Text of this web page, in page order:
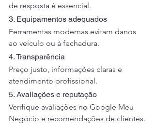
de resposta é essencial.
3. Equipamentos adequados
Ferramentas modernas evitam danos
ao veículo ou à fechadura.
4. Transparência
Preço justo, informações claras e
atendimento profissional.
5. Avaliações e reputação
Verifique avaliações no Google Meu
Negócio e recomendações de clientes.